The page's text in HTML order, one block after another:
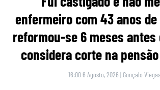
enfermeiro com 43 anos
reformou-se 6 meses antes
considera corte na
16:00 6 Agosto, 2026 | Gonçalo Viegas